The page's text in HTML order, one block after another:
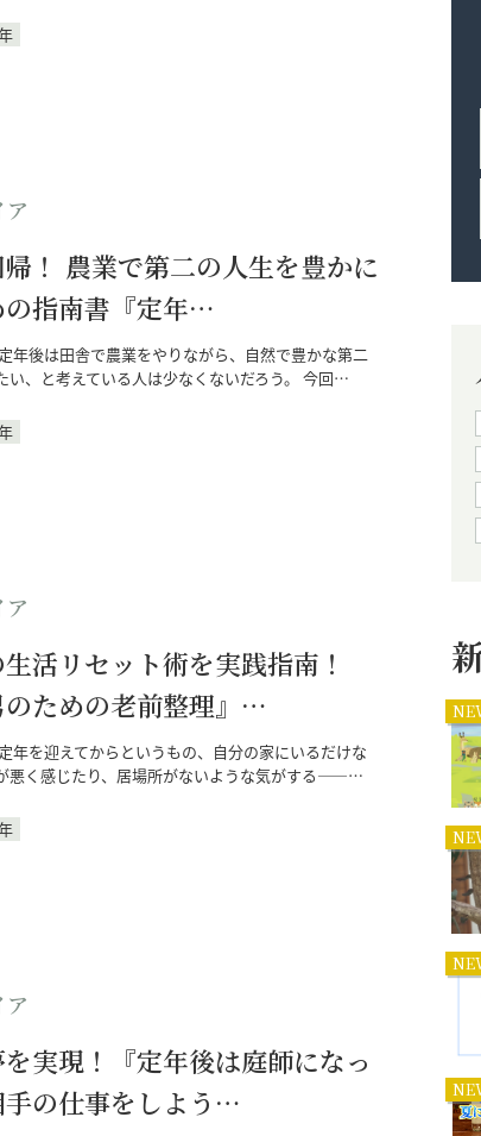
ア
！ 農業で第二の人生を豊かに
の指南書『定年…
年後は田舎で農業をやりながら、自然で豊かな第二
い、と考えている人は少なくないだろう。 今回…
ア
活リセット術を実践指南！
のための老前整理』…
年を迎えてからというもの、自分の家にいるだけな
悪く感じたり、居場所がないような気がする――…
ア
実現！『定年後は庭師になっ
手の仕事をしよう…